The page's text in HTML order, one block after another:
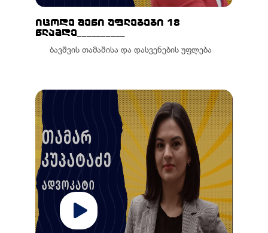
იცოდე შენი უფლებები 18
წლამდე__________
ბავშვის თამაშისა და დასვენების უფლება